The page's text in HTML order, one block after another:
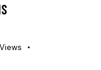
Views